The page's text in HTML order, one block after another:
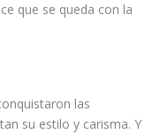
que se queda con la
las
su estilo y carisma. Y